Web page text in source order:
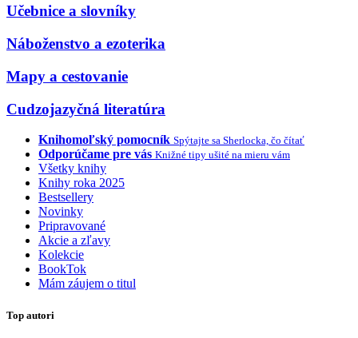
Učebnice a slovníky
Náboženstvo a ezoterika
Mapy a cestovanie
Cudzojazyčná literatúra
Knihomoľský pomocník Spýtajte sa Sherlocka, čo čítať
Odporúčame pre vás Knižné tipy ušité na mieru vám
Všetky knihy
Knihy roka 2025
Bestsellery
Novinky
Pripravované
Akcie a zľavy
Kolekcie
BookTok
Mám záujem o titul
Top autori